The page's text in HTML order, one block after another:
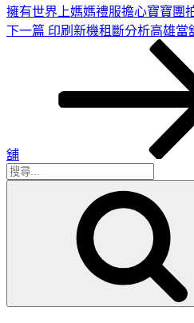
擁有世界上媽媽禮服擔心寶寶團
下
下一篇 印刷新機租斷分析高雄當
舖
搜